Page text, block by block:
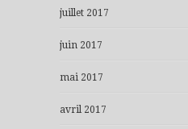
juillet 2017
juin 2017
mai 2017
avril 2017